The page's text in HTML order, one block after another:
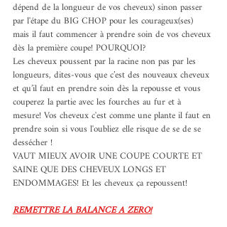
dépend de la longueur de vos cheveux) sinon passer
par l'étape du BIG CHOP pour les courageux(ses)
mais il faut commencer à prendre soin de vos cheveux
dès la première coupe! POURQUOI?
Les cheveux poussent par la racine non pas par les
longueurs, dites-vous que c’est des nouveaux cheveux
et qu’il faut en prendre soin dès la repousse et vous
couperez la partie avec les fourches au fur et à
mesure! Vos cheveux c'est comme une plante il faut en
prendre soin si vous l'oubliez elle risque de se de se
dessécher !
VAUT MIEUX AVOIR UNE COUPE COURTE ET
SAINE QUE DES CHEVEUX LONGS ET
ENDOMMAGES! Et les cheveux ça repoussent!
REMETTRE LA BALANCE A ZERO!